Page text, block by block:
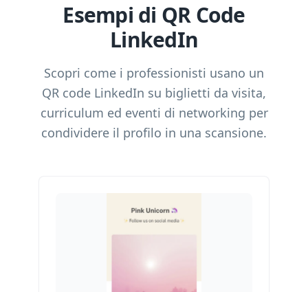
Esempi di QR Code
LinkedIn
Scopri come i professionisti usano un
QR code LinkedIn su biglietti da visita,
curriculum ed eventi di networking per
condividere il profilo in una scansione.